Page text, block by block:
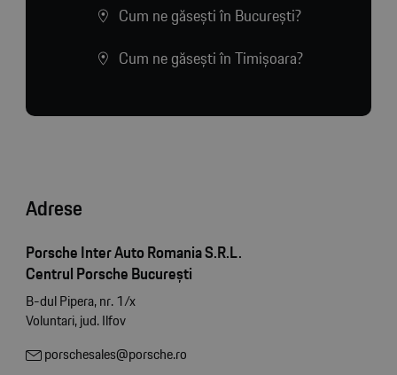
Cum ne găsești în București?
Cum ne găsești în Timișoara?
Adrese
Porsche Inter Auto Romania S.R.L.
Centrul Porsche București
B-dul Pipera, nr. 1/x
Voluntari, jud. Ilfov
porschesales@porsche.ro